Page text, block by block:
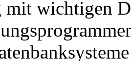
mit wichtigen